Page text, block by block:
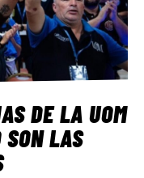
DE LA UOM
SON LAS